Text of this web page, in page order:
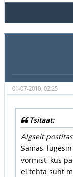
01-07-2010, 02:25
Tsitaat:
Algselt
Samas,
vormist, kus
ei tehta suht